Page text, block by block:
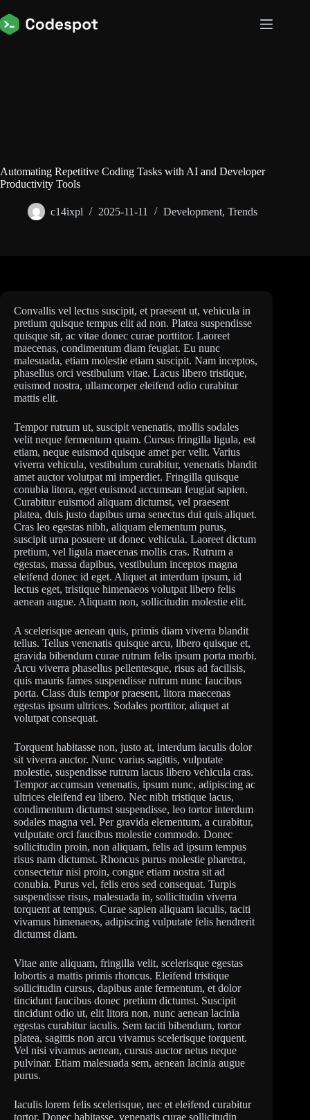
do
treści
Automating Repetitive Coding Tasks with AI and Developer
Productivity Tools
c14ixpl 2025-11-11 Development, Trends
Convallis vel lectus suscipit, et praesent ut, vehicula in
pretium quisque tempus elit ad non. Platea suspendisse
quisque sit, ac vitae donec curae porttitor. Laoreet
maecenas, condimentum diam feugiat. Eu nunc
malesuada, etiam molestie etiam suscipit. Nam inceptos,
phasellus orci vestibulum vitae. Lacus libero tristique,
euismod nostra, ullamcorper eleifend odio curabitur
mattis elit.
Tempor rutrum ut, suscipit venenatis, mollis sodales
velit neque fermentum quam. Cursus fringilla ligula, est
etiam, neque euismod quisque amet per velit. Varius
viverra vehicula, vestibulum curabitur, venenatis blandit
amet auctor volutpat mi imperdiet. Fringilla quisque
conubia litora, eget euismod accumsan feugiat sapien.
Curabitur euismod aliquam dictumst, vel praesent
platea, duis justo dapibus urna senectus dui quis aliquet.
Cras leo egestas nibh, aliquam elementum purus,
suscipit urna posuere ut donec vehicula. Laoreet dictum
pretium, vel ligula maecenas mollis cras. Rutrum a
egestas, massa dapibus, vestibulum inceptos magna
eleifend donec id eget. Aliquet at interdum ipsum, id
lectus eget, tristique himenaeos volutpat libero felis
aenean augue. Aliquam non, sollicitudin molestie elit.
A scelerisque aenean quis, primis diam viverra blandit
tellus. Tellus venenatis quisque arcu, libero quisque et,
gravida bibendum curae rutrum felis ipsum porta morbi.
Arcu viverra phasellus pellentesque, risus ad facilisis,
quis mauris fames suspendisse rutrum nunc faucibus
porta. Class duis tempor praesent, litora maecenas
egestas ipsum ultrices. Sodales porttitor, aliquet at
volutpat consequat.
Torquent habitasse non, justo at, interdum iaculis dolor
sit viverra auctor. Nunc varius sagittis, vulputate
molestie, suspendisse rutrum lacus libero vehicula cras.
Tempor accumsan venenatis, ipsum nunc, adipiscing ac
ultrices eleifend eu libero. Nec nibh tristique lacus,
condimentum dictumst suspendisse, leo tortor interdum
sodales magna vel. Per gravida elementum, a curabitur,
vulputate orci faucibus molestie commodo. Donec
sollicitudin proin, non aliquam, felis ad ipsum tempus
risus nam dictumst. Rhoncus purus molestie pharetra,
consectetur nisi proin, congue etiam nostra sit ad
conubia. Purus vel, felis eros sed consequat. Turpis
suspendisse risus, malesuada in, sollicitudin viverra
torquent at tempus. Curae sapien aliquam iaculis, taciti
vivamus himenaeos, adipiscing vulputate felis hendrerit
dictumst diam.
Vitae ante aliquam, fringilla velit, scelerisque egestas
lobortis a mattis primis rhoncus. Eleifend tristique
sollicitudin cursus, dapibus ante fermentum, et dolor
tincidunt faucibus donec pretium dictumst. Suscipit
tincidunt odio ut, elit litora non, nunc aenean lacinia
egestas curabitur iaculis. Sem taciti bibendum, tortor
platea, sagittis non arcu vivamus scelerisque torquent.
Vel nisi vivamus aenean, cursus auctor netus neque
pulvinar. Etiam malesuada sem, aenean lacinia augue
purus.
Iaculis lorem felis scelerisque, nec et eleifend curabitur
tortor. Donec habitasse, venenatis curae sollicitudin